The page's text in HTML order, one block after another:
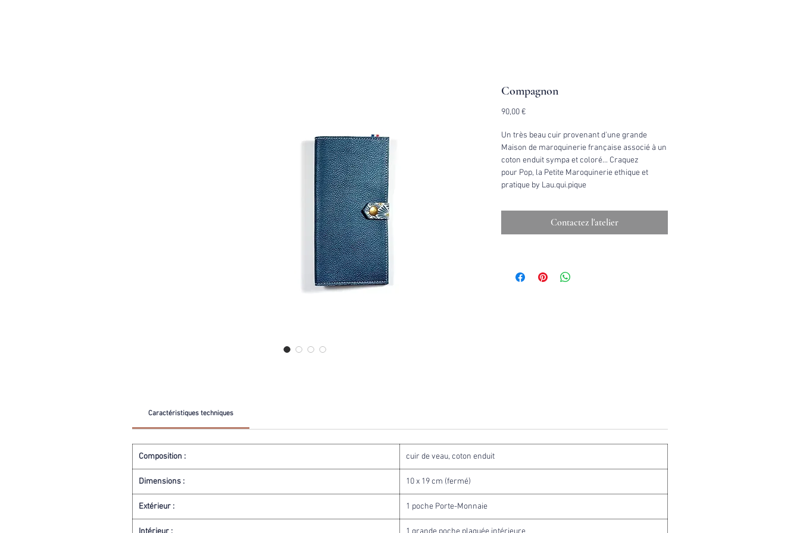
Compagnon
90,00 €Prix
Un très beau cuir provenant d'une grande
Maison de maroquinerie française associé à un
coton enduit sympa et coloré... Craquez
pour Pop, la Petite Maroquinerie ethique et
pratique by Lau.qui.pique
Contactez l'atelier
Caractéristiques techniques
Composition : cuir de veau, coton enduit
Dimensions : 10 x 19 cm (fermé)
Extérieur : 1 poche Porte-Monnaie